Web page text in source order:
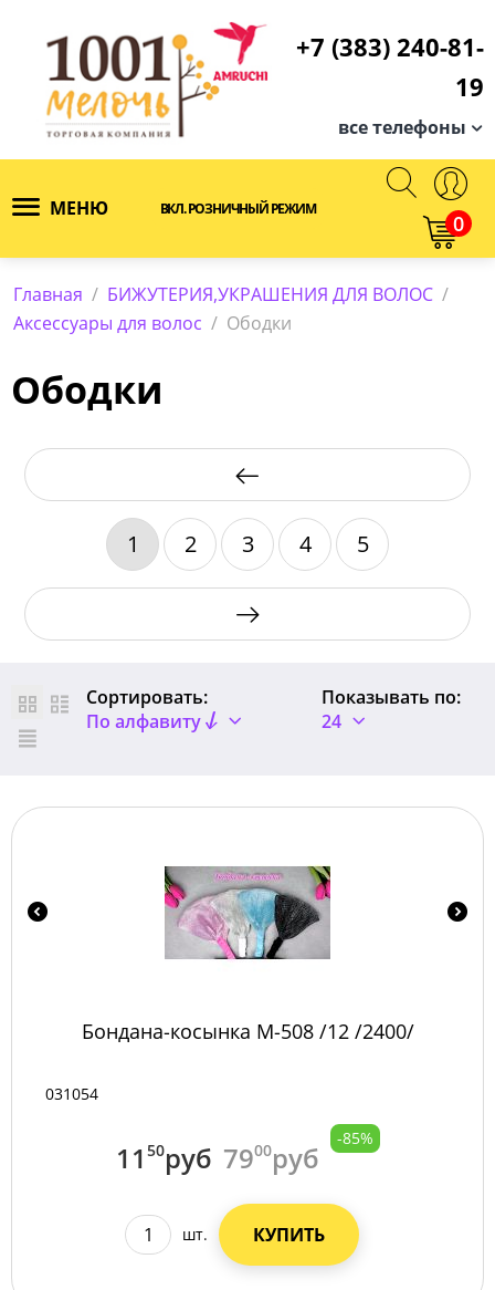
+7 (383) 240-81-
19
все телефоны
МЕНЮ ВКЛ. РОЗНИЧНЫЙ РЕЖИМ
0
Главная / БИЖУТЕРИЯ,УКРАШЕНИЯ ДЛЯ ВОЛОС /
Аксессуары для волос / Ободки
Ободки
1 2 3 4 5
Сортировать:
По алфавиту
Показывать по:
24
Бондана-косынка М-508 /12 /2400/
031054
11 50руб 7900руб
-85%
шт. КУПИТЬ